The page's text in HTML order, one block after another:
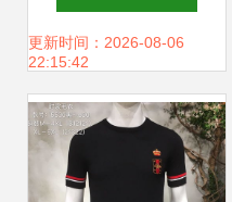
后的质量博弈与广
州二手母婴儿童用
品市场的商机
更新时间：2026-08-06
22:15:42